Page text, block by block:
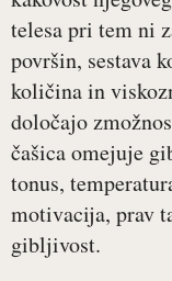
telesa pri tem ni
površin, sestava
količina in
določajo
čašica omejuje
tonus,
motivacija, prav
gibljivost.